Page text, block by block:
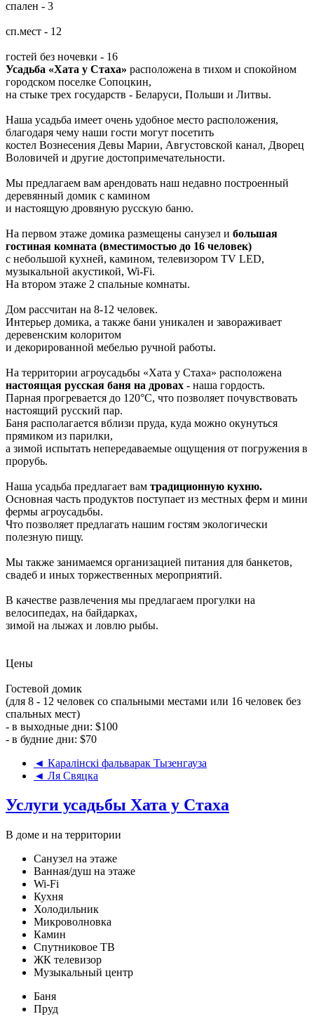
спален - 3
сп.мест - 12
гостей без ночевки - 16
Усадьба «Хата у Стаха» расположена в тихом и спокойном
городском поселке Сопоцкин,
на стыке трех государств - Беларуси, Польши и Литвы.
Наша усадьба имеет очень удобное место расположения,
благодаря чему наши гости могут посетить
костел Вознесения Девы Марии, Августовской канал, Дворец
Воловичей и другие достопримечательности.
Мы предлагаем вам арендовать наш недавно построенный
деревянный домик с камином
и настоящую дровяную русскую баню.
На первом этаже домика размещены санузел и большая
гостиная комната (вместимостью до 16 человек)
с небольшой кухней, камином, телевизором TV LED,
музыкальной акустикой, Wi-Fi.
На втором этаже 2 спальные комнаты.
Дом рассчитан на 8-12 человек.
Интерьер домика, а также бани уникален и завораживает
деревенским колоритом
и декорированной мебелью ручной работы.
На территории агроусадьбы «Хата у Стаха» расположена
настоящая русская баня на дровах - наша гордость.
Парная прогревается до 120°С, что позволяет почувствовать
настоящий русский пар.
Баня располагается вблизи пруда, куда можно окунуться
прямиком из парилки,
а зимой испытать непередаваемые ощущения от погружения в
прорубь.
Наша усадьба предлагает вам традиционную кухню.
Основная часть продуктов поступает из местных ферм и мини
фермы агроусадьбы.
Что позволяет предлагать нашим гостям экологически
полезную пищу.
Мы также занимаемся организацией питания для банкетов,
свадеб и иных торжественных мероприятий.
В качестве развлечения мы предлагаем прогулки на
велосипедах, на байдарках,
зимой на лыжах и ловлю рыбы.
Цены
Гостевой домик
(для 8 - 12 человек со спальными местами или 16 человек без
спальных мест)
- в выходные дни: $100
- в будние дни: $70
◄ Каралiнскi фальварак Тызенгауза
◄ Ля Свяцка
Услуги усадьбы Хата у Стаха
В доме и на территории
Санузел на этаже
Ванная/душ на этаже
Wi-Fi
Кухня
Холодильник
Микроволновка
Камин
Спутниковое ТВ
ЖК телевизор
Музыкальный центр
Баня
Пруд